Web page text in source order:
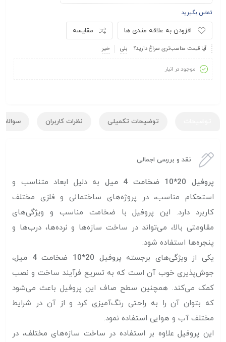
تماس بگیرید
مقایسه افزودن به علاقه مندی ها
آیا قیمت مناسب‌تری سراغ دارید؟ بلی خیر
موجود در انبار
توضیحات تکمیلی نظرات کاربران سوالات
نقد و بررسی اجمالی
پروفیل 20*10 ضخامت 4 میل
به دلیل ابعاد متناسب و
استحکام مناسب، در پروژه‌های ساختمانی و فلزی مختلف
کاربرد دارد. این پروفیل با ضخامت مناسب و ویژگی‌های
مقاومتی بالا، می‌تواند در ساخت سازه‌ها و نرده‌ها، درب‌ها و
پنجره‌ها استفاده شود.
یکی از ویژگی‌های برجسته پروفیل 20*10 ضخامت 4 میل
،
جوش‌پذیری خوب آن است که به تسریع فرآیند ساخت و نصب
کمک می‌کند. همچنین سطح صاف این پروفیل باعث می‌شود
که بتوان آن را به راحتی رنگ‌آمیزی کرد و از آن در شرایط
مختلف آب و هوایی استفاده نمود.
این پروفیل علاوه بر استفاده در ساخت سازه‌های مختلف، در